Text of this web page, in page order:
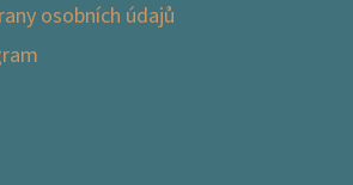
osobních údajů